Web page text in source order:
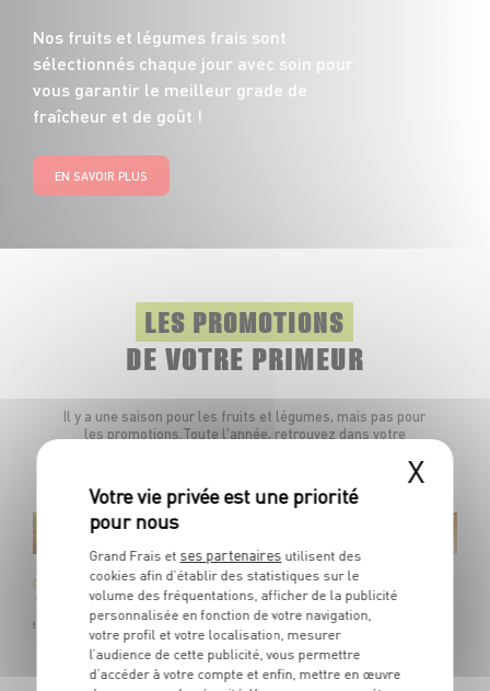
Nos fruits et légumes frais sont
sélectionnés chaque jour avec soin pour
vous garantir le meilleur grade de
fraîcheur et de goût !
EN SAVOIR PLUS
LES PROMOTIONS
DE VOTRE PRIMEUR
Il y a une saison pour les fruits et légumes, mais pas pour
les promotions.Toute l'année, retrouvez dans votre
Zélande
1 / Calibre 25
X
Grand Frais et ses partenaires utilisent des
cookies afin d’établir des statistiques sur le
volume des fréquentations, afficher de la publicité
personnalisée en fonction de votre navigation,
votre profil et votre localisation, mesurer
l’audience de cette publicité, vous permettre
d’accéder à votre compte et enfin, mettre en œuvre